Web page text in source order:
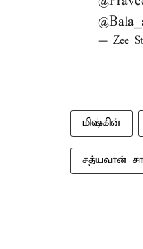
— Zee
மிஷ்கின்
சத்யவான்